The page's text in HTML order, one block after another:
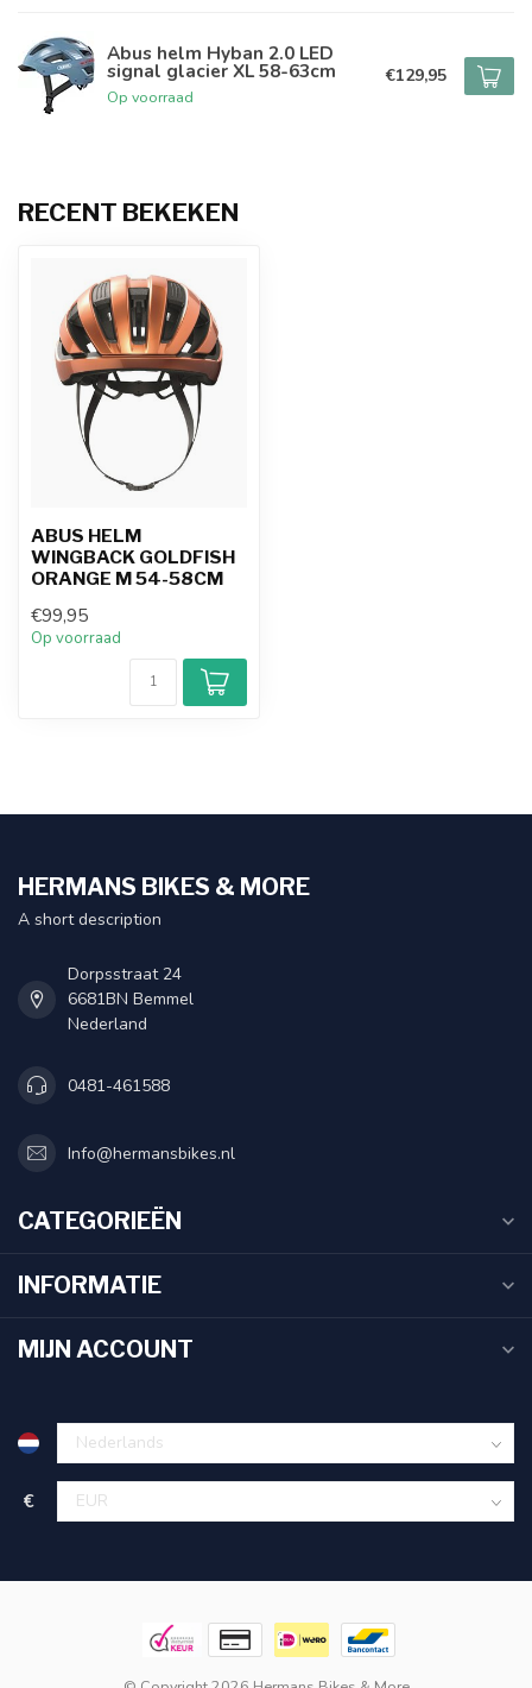
Abus helm Hyban 2.0 LED
signal glacier XL 58-63cm
Op voorraad
€129,95
RECENT BEKEKEN
ABUS HELM
WINGBACK GOLDFISH
ORANGE M 54-58CM
€99,95
Op voorraad
HERMANS BIKES & MORE
A short description
Dorpsstraat 24
6681BN Bemmel
Nederland
0481-461588
Info@hermansbikes.nl
CATEGORIEËN
INFORMATIE
MIJN ACCOUNT
€